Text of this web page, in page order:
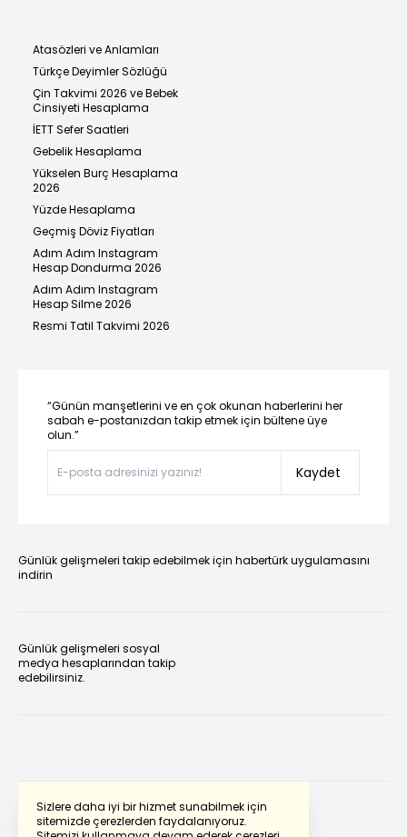
Sizlere daha iyi bir hizmet sunabilmek için
sitemizde çerezlerden faydalanıyoruz.
Atasözleri ve Anlamları
Türkçe Deyimler Sözlüğü
Çin Takvimi 2026 ve Bebek
Cinsiyeti Hesaplama
İETT Sefer Saatleri
Gebelik Hesaplama
Yükselen Burç Hesaplama
2026
Yüzde Hesaplama
Geçmiş Döviz Fiyatları
Adım Adım Instagram
Hesap Dondurma 2026
Adım Adım Instagram
Hesap Silme 2026
Resmi Tatil Takvimi 2026
“Günün manşetlerini ve en çok okunan haberlerini her
sabah e-postanızdan takip etmek için bültene üye
olun.”
Kaydet
Günlük gelişmeleri takip edebilmek için habertürk uygulamasını
indirin
Günlük gelişmeleri sosyal
medya hesaplarından takip
edebilirsiniz.